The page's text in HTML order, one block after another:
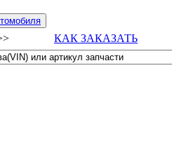
КАК ЗАКАЗАТЬ